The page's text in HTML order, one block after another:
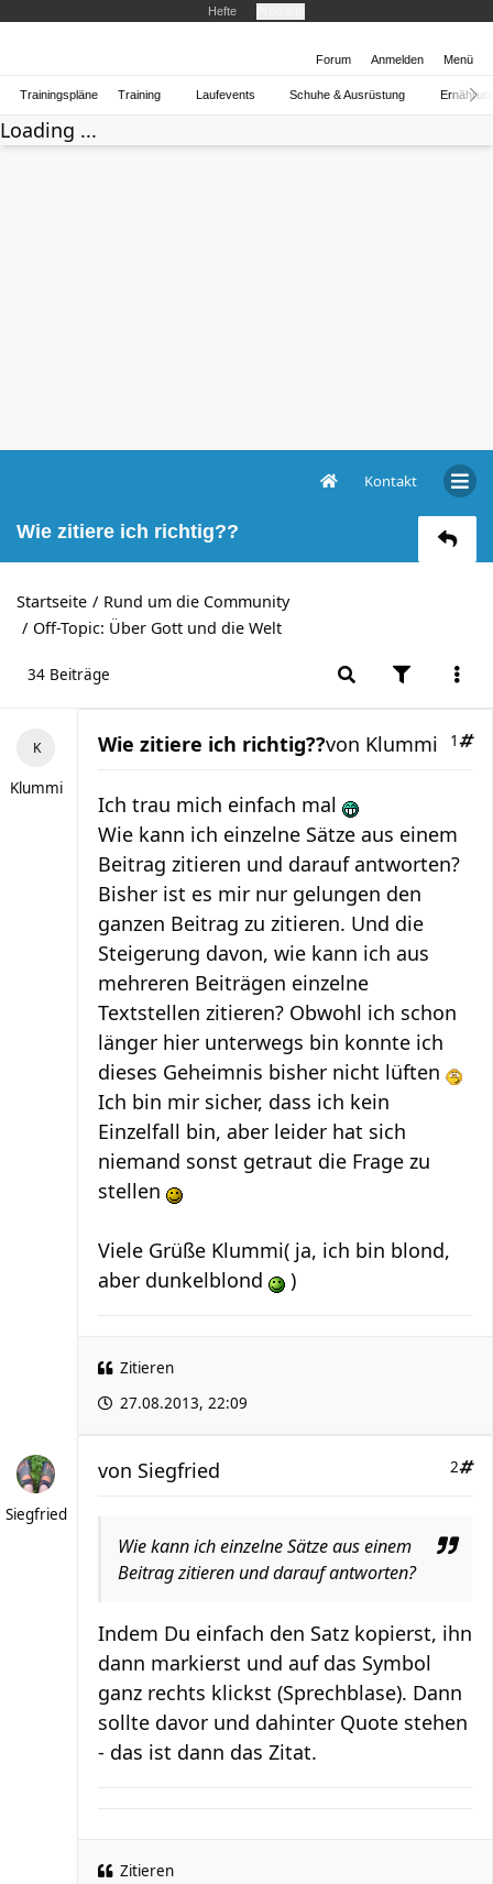
Hefte
Forum Anmelden Menü
Trainingspläne Training Laufevents Schuhe & Ausrüstung
Loading ...
Kontakt
Wie zitiere ich richtig??
Startseite
Rund um die Community
Off-Topic: Über Gott und die Welt
34 Beiträge
Klummi
Wie zitiere ich richtig?? 1
von Klummi
Ich trau mich einfach mal
Wie kann ich einzelne Sätze aus einem
Beitrag zitieren und darauf antworten?
Bisher ist es mir nur gelungen den
ganzen Beitrag zu zitieren. Und die
Steigerung davon, wie kann ich aus
mehreren Beiträgen einzelne
Textstellen zitieren? Obwohl ich schon
länger hier unterwegs bin konnte ich
dieses Geheimnis bisher nicht lüften
Ich bin mir sicher, dass ich kein
Einzelfall bin, aber leider hat sich
niemand sonst getraut die Frage zu
stellen
Viele Grüße Klummi( ja, ich bin blond,
aber dunkelblond
)
Zitieren
27.08.2013, 22:09
Siegfried
2
von Siegfried
Wie kann ich einzelne Sätze aus einem
Beitrag zitieren und darauf antworten?
Indem Du einfach den Satz kopierst, ihn
dann markierst und auf das Symbol
ganz rechts klickst (Sprechblase). Dann
sollte davor und dahinter Quote stehen
- das ist dann das Zitat.
Zitieren